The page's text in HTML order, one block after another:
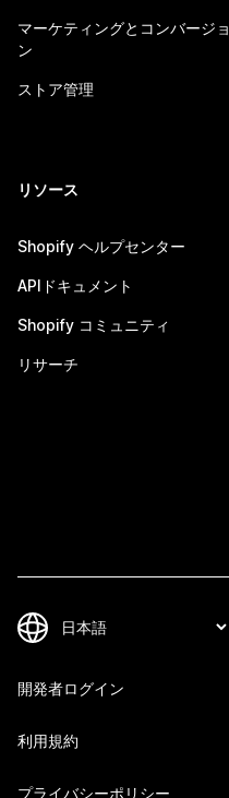
マーケティングとコンバージョ
ン
ストア管理
リソース
Shopify ヘルプセンター
APIドキュメント
Shopify コミュニティ
リサーチ
開発者ログイン
利用規約
プライバシーポリシー